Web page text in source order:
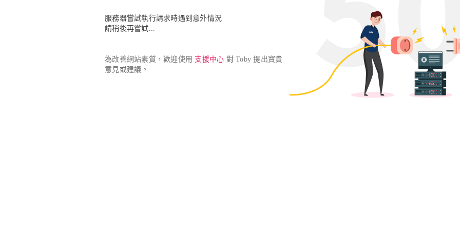
服務器嘗試執行請求時遇到意外情況
請稍後再嘗試...
為改善網站素質，歡迎使用 支援中心 對 Toby 提出寶貴
意見或建議。